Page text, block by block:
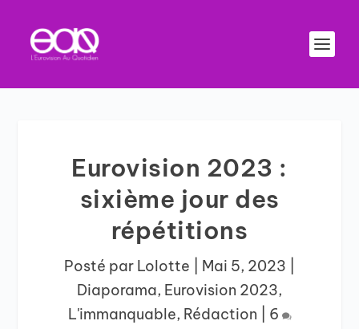
Eurovision 2023 :
sixième jour des
répétitions
Posté par Lolotte Mai 5, 2023
Diaporama, Eurovision 2023,
L'immanquable, Rédaction 6